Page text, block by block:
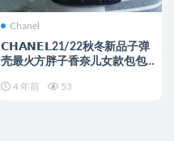
Chanel
𝗖𝗛𝗔𝗡𝗘𝗟21/22秋冬新品子弹
壳最火方胖子香奈儿女款包包上
4 年前 53